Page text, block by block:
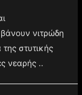
νιτρώδη
στυτικής
νεαρής ..